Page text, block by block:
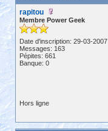
rapitou
Membre Power Geek
Date d'inscription: 29-03-2007
Messages: 163
Pépites: 661
Banque: 0
Hors ligne